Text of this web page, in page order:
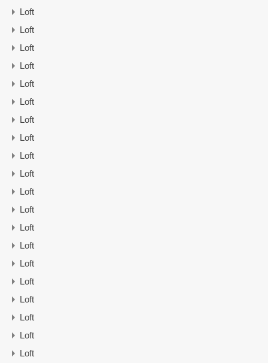
Loft
Loft
Loft
Loft
Loft
Loft
Loft
Loft
Loft
Loft
Loft
Loft
Loft
Loft
Loft
Loft
Loft
Loft
Loft
Loft